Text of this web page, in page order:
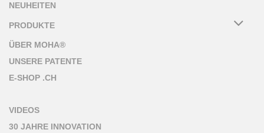
NEUHEITEN
PRODUKTE
ÜBER MOHA®
UNSERE PATENTE
E-SHOP .CH
VIDEOS
30 JAHRE INNOVATION